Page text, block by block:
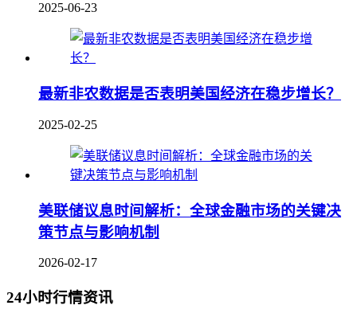
2025-06-23
最新非农数据是否表明美国经济在稳步增长？
2025-02-25
美联储议息时间解析：全球金融市场的关键决
策节点与影响机制
2026-02-17
24小时行情资讯